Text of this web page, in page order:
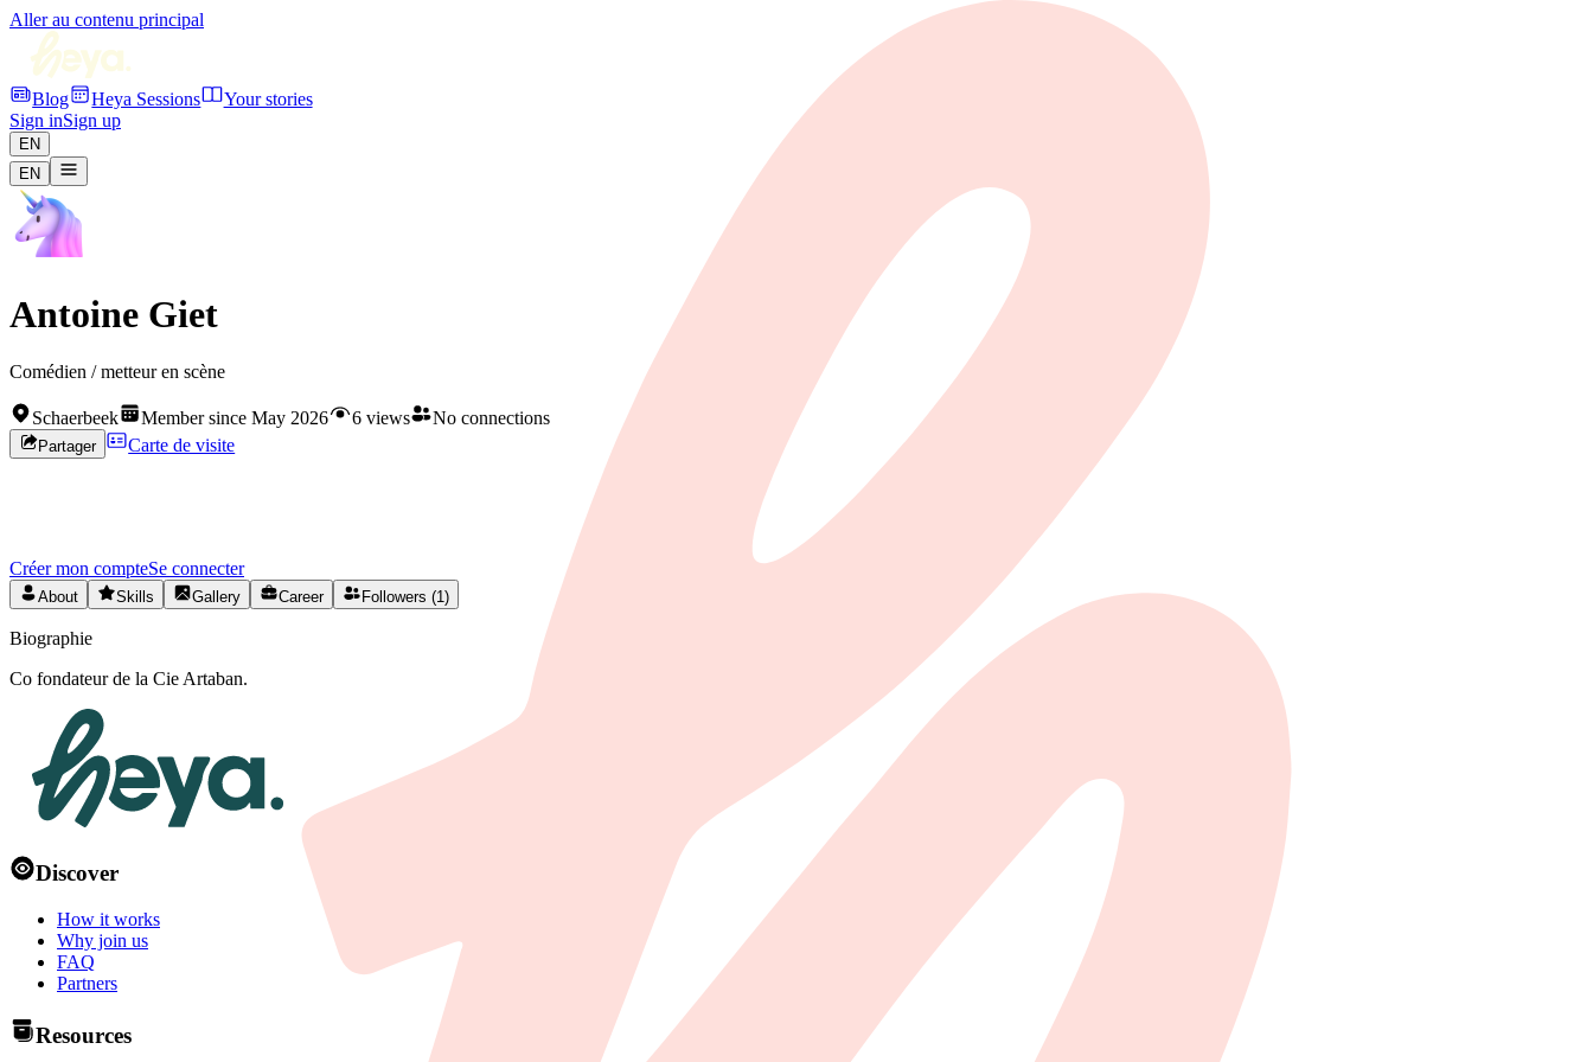
Aller au contenu principal
Blog Heya Sessions
Your stories
Sign inSign up
EN
EN
Antoine Giet
Comédien / metteur en scène
Schaerbeek Member since May 2026 6 views No connections
Partager Carte de visite
Créez votre profil gratuitement et développez votre réseau artistique en Belgique.
Créer mon compteSe connecter
About Skills Gallery Career Followers (1)
Biographie
Co fondateur de la Cie Artaban.
Discover
How it works
Why join us
FAQ
Partners
Resources